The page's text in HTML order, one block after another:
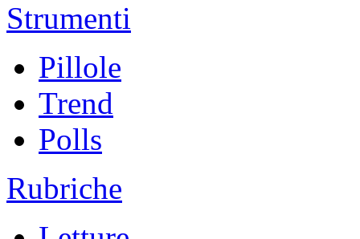
Strumenti
Pillole
Trend
Polls
Rubriche